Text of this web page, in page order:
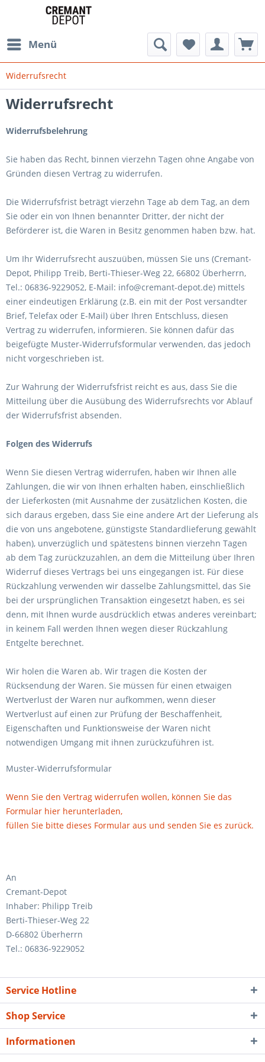
Menü
Widerrufsrecht
Widerrufsrecht
Widerrufsbelehrung
Sie haben das Recht, binnen vierzehn Tagen ohne Angabe von
Gründen diesen Vertrag zu widerrufen.
Die Widerrufsfrist beträgt vierzehn Tage ab dem Tag, an dem
Sie oder ein von Ihnen benannter Dritter, der nicht der
Beförderer ist, die Waren in Besitz genommen haben bzw. hat.
Um Ihr Widerrufsrecht auszuüben, müssen Sie uns (Cremant-
Depot, Philipp Treib, Berti-Thieser-Weg 22, 66802 Überherrn,
Tel.: 06836-9229052, E-Mail: info@cremant-depot.de) mittels
einer eindeutigen Erklärung (z.B. ein mit der Post versandter
Brief, Telefax oder E-Mail) über Ihren Entschluss, diesen
Vertrag zu widerrufen, informieren. Sie können dafür das
beigefügte Muster-Widerrufsformular verwenden, das jedoch
nicht vorgeschrieben ist.
Zur Wahrung der Widerrufsfrist reicht es aus, dass Sie die
Mitteilung über die Ausübung des Widerrufsrechts vor Ablauf
der Widerrufsfrist absenden.
Folgen des Widerrufs
Wenn Sie diesen Vertrag widerrufen, haben wir Ihnen alle
Zahlungen, die wir von Ihnen erhalten haben, einschließlich
der Lieferkosten (mit Ausnahme der zusätzlichen Kosten, die
sich daraus ergeben, dass Sie eine andere Art der Lieferung als
die von uns angebotene, günstigste Standardlieferung gewählt
haben), unverzüglich und spätestens binnen vierzehn Tagen
ab dem Tag zurückzuzahlen, an dem die Mitteilung über Ihren
Widerruf dieses Vertrags bei uns eingegangen ist. Für diese
Rückzahlung verwenden wir dasselbe Zahlungsmittel, das Sie
bei der ursprünglichen Transaktion eingesetzt haben, es sei
denn, mit Ihnen wurde ausdrücklich etwas anderes vereinbart;
in keinem Fall werden Ihnen wegen dieser Rückzahlung
Entgelte berechnet.
Wir holen die Waren ab. Wir tragen die Kosten der
Rücksendung der Waren. Sie müssen für einen etwaigen
Wertverlust der Waren nur aufkommen, wenn dieser
Wertverlust auf einen zur Prüfung der Beschaffenheit,
Eigenschaften und Funktionsweise der Waren nicht
notwendigen Umgang mit ihnen zurückzuführen ist.
Muster-Widerrufsformular
Wenn Sie den Vertrag widerrufen wollen, können Sie das
Formular hier herunterladen,
füllen Sie bitte dieses Formular aus und senden Sie es zurück.
An
Cremant-Depot
Inhaber: Philipp Treib
Berti-Thieser-Weg 22
D-66802 Überherrn
Tel.: 06836-9229052
Service Hotline
Shop Service
Informationen